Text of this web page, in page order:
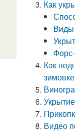
Как
Виды
Как
Видео